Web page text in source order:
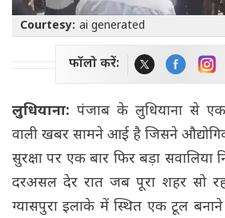
Courtesy: ai generated
फॉलो करें:
लुधियाना: पंजाब के लुधियाना से
वाली खबर सामने आई है जिसने
सुरक्षा पर एक बार फिर बड़ा सवालिया
दरअसल देर रात जब पूरा शहर सो
ग्यासपुरा इलाके में स्थित एक टूल